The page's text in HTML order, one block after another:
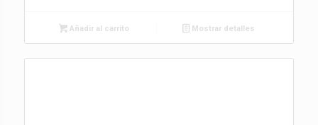
Añadir al carrito Mostrar detalles